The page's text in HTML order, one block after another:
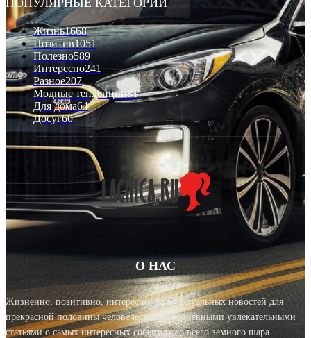
Жизнь1668
Позитив1051
Полезно589
Интересно241
Разное207
Модные тенденции81
Для дома64
Досуг60
О НАС
Жизненно, позитивно, интересно! Блог актуальных новостей для
прекрасной половины человечества с ежедневными увлекательными
статьями о самых интересных событиях со всего земного шара